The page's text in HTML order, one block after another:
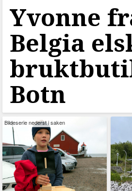
Yvonne
Belgia
Botn
Bildeserie nederst i saken